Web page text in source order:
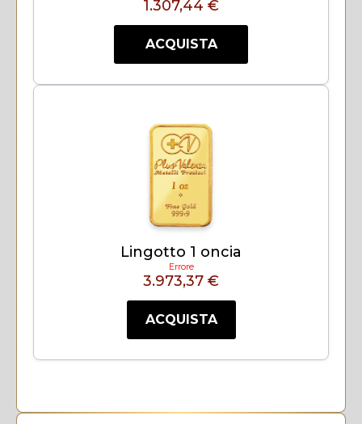
1.307,44 €
ACQUISTA
Lingotto 1 oncia
Errore
3.973,37 €
ACQUISTA